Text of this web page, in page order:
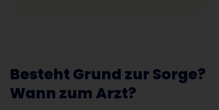
Besteht Grund zur Sorge?
Wann zum Arzt?